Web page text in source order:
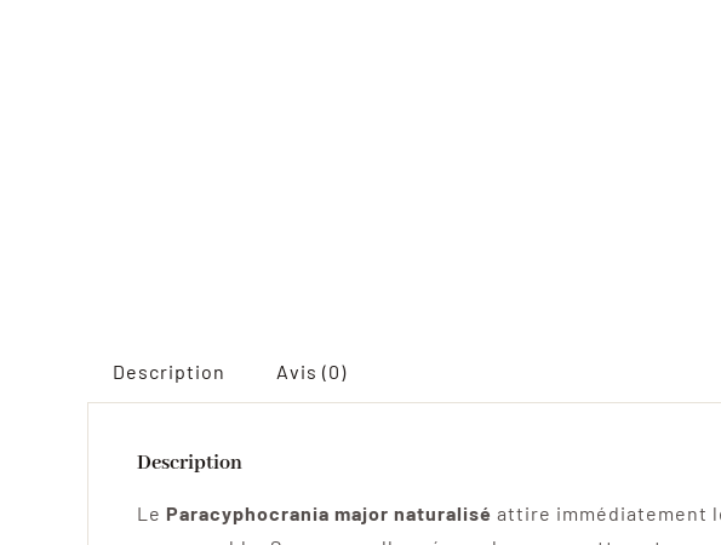
Description Avis (0)
Description
Le Paracyphocrania major naturalisé attire immédiatement